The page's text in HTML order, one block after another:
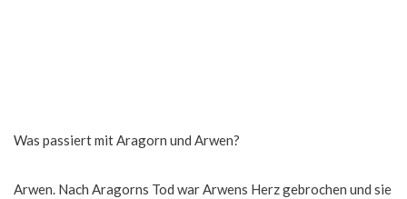
Was passiert mit Aragorn und Arwen?
Arwen. Nach Aragorns Tod war Arwens Herz gebrochen und sie